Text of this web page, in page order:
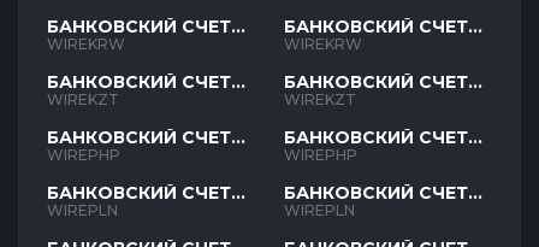
БАНКОВСКИЙ СЧЕТ
KRW
WIREKRW
БАНКОВСКИЙ СЧЕТ
KZT
WIREKZT
БАНКОВСКИЙ СЧЕТ
PHP
WIREPHP
БАНКОВСКИЙ СЧЕТ
PLN
WIREPLN
БАНКОВСКИЙ СЧЕТ
KRW
WIREKRW
БАНКОВСКИЙ СЧЕТ
KZT
WIREKZT
БАНКОВСКИЙ СЧЕТ
PHP
WIREPHP
БАНКОВСКИЙ СЧЕТ
PLN
WIREPLN